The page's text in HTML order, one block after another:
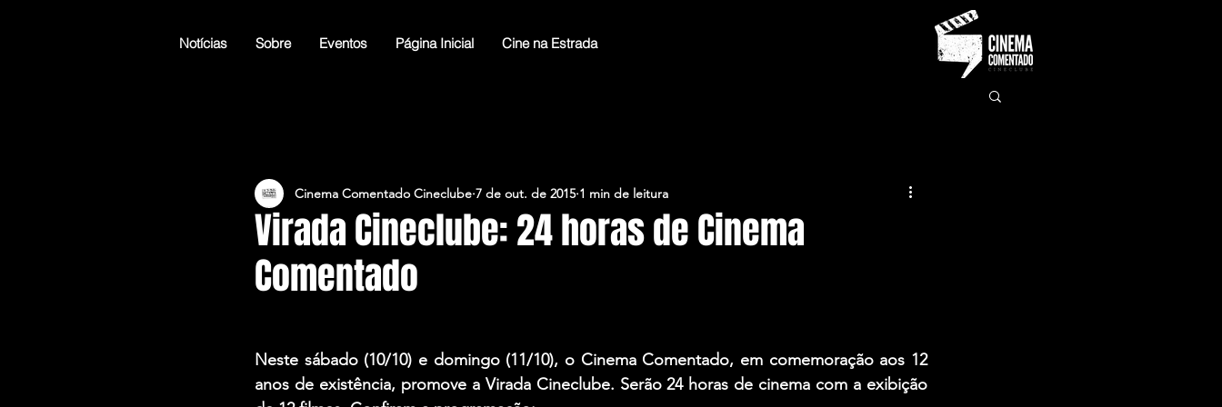
Notícias Sobre Eventos Página Inicial Cine na Estrada
Virada Cineclube: 24 horas de Cinema
Comentado
Cinema Comentado Cineclube 7 de out. de 2015 1 min de leitura
Neste sábado (10/10) e domingo (11/10), o Cinema Comentado, em comemoração aos 12
anos de existência, promove a Virada Cineclube. Serão 24 horas de cinema com a exibição